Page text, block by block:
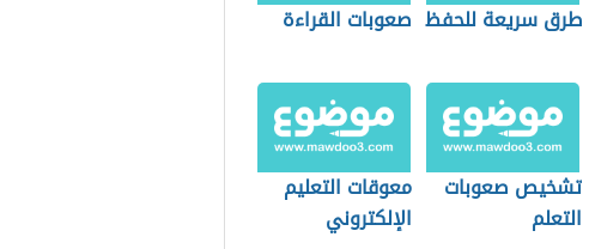
طرق سريعة للحفظ صعوبات القراءة
تشخيص صعوبات
التعلم
معوقات التعليم
الإلكتروني